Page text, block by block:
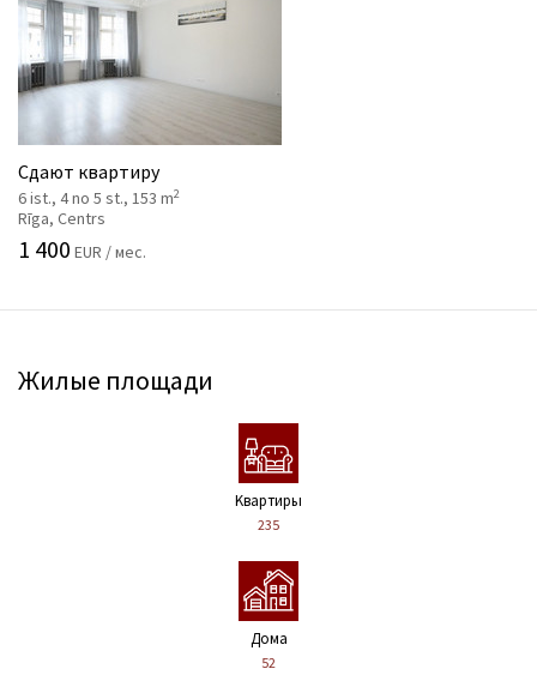
Сдают квартиру
6 ist., 4 no 5 st., 153 m2
Rīga, Centrs
1 400 EUR / мес.
Жилые площади
Kвартиры
235
Дома
52